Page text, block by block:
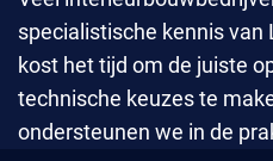
specialistische kennis van
kost het tijd om de juiste
technische keuzes te
ondersteunen we in de